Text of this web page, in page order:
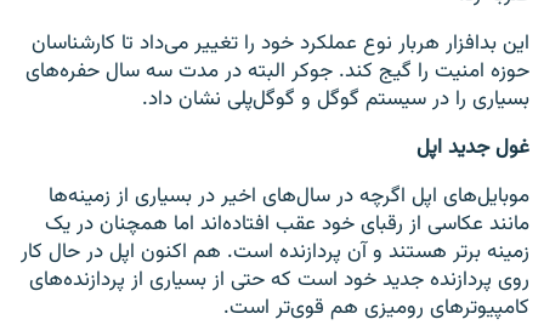
این بدافزار هربار نوع عملکرد خود را تغییر می‌داد تا کارشناسان
حوزه امنیت را گیج کند. جوکر البته در مدت سه سال حفره‌های
بسیاری را در سیستم گوگل و گوگل‌پلی نشان داد.
غول جدید اپل
موبایل‌های اپل اگرچه در سال‌های اخیر در بسیاری از زمینه‌ها
مانند عکاسی از رقبای خود عقب افتاده‌اند اما همچنان در یک
زمینه برتر هستند و آن پردازنده است. هم اکنون اپل در حال کار
روی پردازنده جدید خود است که حتی از بسیاری از پردازنده‌های
کامپیوترهای رومیزی هم قوی‌تر است.